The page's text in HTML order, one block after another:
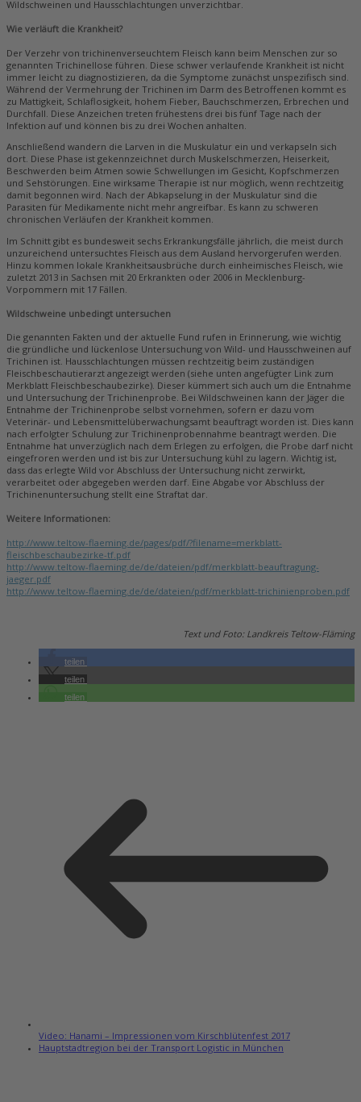
Wildschweinen und Hausschlachtungen unverzichtbar.
Wie verläuft die Krankheit?
Der Verzehr von trichinenverseuchtem Fleisch kann beim Menschen zur so
genannten Trichinellose führen. Diese schwer verlaufende Krankheit ist nicht
immer leicht zu diagnostizieren, da die Symptome zunächst unspezifisch sind.
Während der Vermehrung der Trichinen im Darm des Betroffenen kommt es
zu Mattigkeit, Schlaflosigkeit, hohem Fieber, Bauchschmerzen, Erbrechen und
Durchfall. Diese Anzeichen treten frühestens drei bis fünf Tage nach der
Infektion auf und können bis zu drei Wochen anhalten.
Anschließend wandern die Larven in die Muskulatur ein und verkapseln sich
dort. Diese Phase ist gekennzeichnet durch Muskelschmerzen, Heiserkeit,
Beschwerden beim Atmen sowie Schwellungen im Gesicht, Kopfschmerzen
und Sehstörungen. Eine wirksame Therapie ist nur möglich, wenn rechtzeitig
damit begonnen wird. Nach der Abkapselung in der Muskulatur sind die
Parasiten für Medikamente nicht mehr angreifbar. Es kann zu schweren
chronischen Verläufen der Krankheit kommen.
Im Schnitt gibt es bundesweit sechs Erkrankungsfälle jährlich, die meist durch
unzureichend untersuchtes Fleisch aus dem Ausland hervorgerufen werden.
Hinzu kommen lokale Krankheitsausbrüche durch einheimisches Fleisch, wie
zuletzt 2013 in Sachsen mit 20 Erkrankten oder 2006 in Mecklenburg-
Vorpommern mit 17 Fällen.
Wildschweine unbedingt untersuchen
Die genannten Fakten und der aktuelle Fund rufen in Erinnerung, wie wichtig
die gründliche und lückenlose Untersuchung von Wild- und Hausschweinen auf
Trichinen ist. Hausschlachtungen müssen rechtzeitig beim zuständigen
Fleischbeschautierarzt angezeigt werden (siehe unten angefügter Link zum
Merkblatt Fleischbeschaubezirke). Dieser kümmert sich auch um die Entnahme
und Untersuchung der Trichinenprobe. Bei Wildschweinen kann der Jäger die
Entnahme der Trichinenprobe selbst vornehmen, sofern er dazu vom
Veterinär- und Lebensmittelüberwachungsamt beauftragt worden ist. Dies kann
nach erfolgter Schulung zur Trichinenprobennahme beantragt werden. Die
Entnahme hat unverzüglich nach dem Erlegen zu erfolgen, die Probe darf nicht
eingefroren werden und ist bis zur Untersuchung kühl zu lagern. Wichtig ist,
dass das erlegte Wild vor Abschluss der Untersuchung nicht zerwirkt,
verarbeitet oder abgegeben werden darf. Eine Abgabe vor Abschluss der
Trichinenuntersuchung stellt eine Straftat dar.
Weitere Informationen:
http://www.teltow-flaeming.de/pages/pdf/?filename=merkblatt-
fleischbeschaubezirke-tf.pdf
http://www.teltow-flaeming.de/de/dateien/pdf/merkblatt-beauftragung-
jaeger.pdf
http://www.teltow-flaeming.de/de/dateien/pdf/merkblatt-trichinienproben.pdf
Text und Foto: Landkreis Teltow-Fläming
teilen
teilen
teilen
Video: Hanami – Impressionen vom Kirschblütenfest 2017
Hauptstadtregion bei der Transport Logistic in München